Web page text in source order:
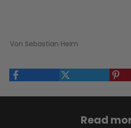
Von Sebastian Heim
Read